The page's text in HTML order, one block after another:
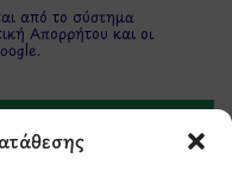
από το σύστημα
Απορρήτου και οι